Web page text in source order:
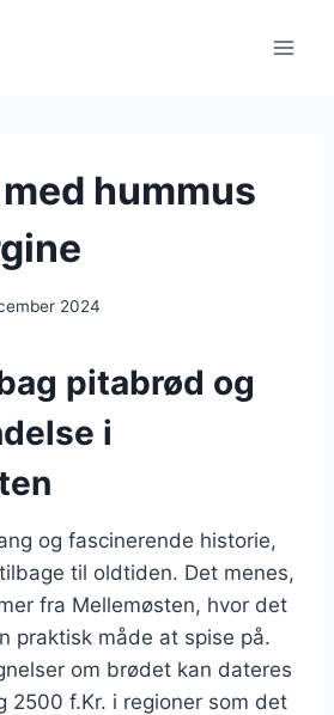
hummus
2024
pitabrød og
i
og fascinerende historie,
til oldtiden. Det menes,
fra Mellemøsten, hvor det
praktisk måde at spise på.
om brødet kan dateres
2500 f.Kr. i regioner som det